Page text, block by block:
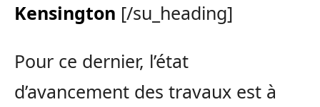
Kensington [/su_heading]
Pour ce dernier, l’état
d’avancement des travaux est à